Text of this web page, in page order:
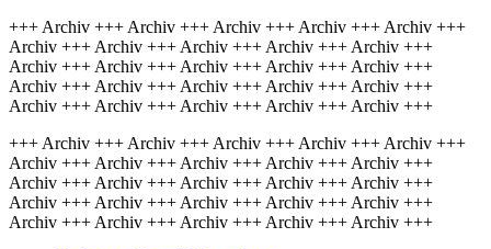
+++ Archiv +++ Archiv +++ Archiv +++ Archiv +++ Archiv +++
Archiv +++ Archiv +++ Archiv +++ Archiv +++ Archiv +++
Archiv +++ Archiv +++ Archiv +++ Archiv +++ Archiv +++
Archiv +++ Archiv +++ Archiv +++ Archiv +++ Archiv +++
Archiv +++ Archiv +++ Archiv +++ Archiv +++ Archiv +++
+++ Archiv +++ Archiv +++ Archiv +++ Archiv +++ Archiv +++
Archiv +++ Archiv +++ Archiv +++ Archiv +++ Archiv +++
Archiv +++ Archiv +++ Archiv +++ Archiv +++ Archiv +++
Archiv +++ Archiv +++ Archiv +++ Archiv +++ Archiv +++
Archiv +++ Archiv +++ Archiv +++ Archiv +++ Archiv +++